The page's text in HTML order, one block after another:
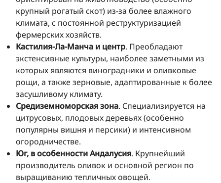
крупный рогатый скот) из-за более влажного
климата, с постоянной реструктуризацией
фермерских хозяйств.
Кастилия-Ла-Манча и центр. Преобладают
экстенсивные культуры, наиболее заметными из
которых являются виноградники и оливковые
рощи, а также зерновые, адаптированные к более
засушливому климату.
Средиземноморская зона. Специализируется на
цитрусовых, плодовых деревьях (особенно
популярны вишня и персики) и интенсивном
огородничестве.
Юг, в особенности Андалусия. Крупнейший
производитель оливок и основной регион по
выращиванию тепличных овощей.